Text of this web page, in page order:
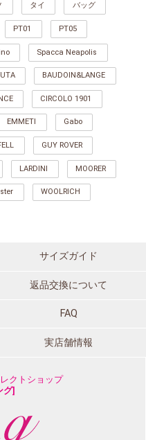
タイ バッグ
PT01 PT05
Spacca Neapolis
BAUDOIN&LANGE
CIRCOLO 1901
EMMETI Gabo
GUY ROVER
LARDINI MOORER
WOOLRICH
サイズガイド
返品交換について
FAQ
実店舗情報
クトショップ
グ]